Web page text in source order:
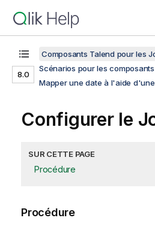
8.0
Composants Talend pour les
Scénarios pour les
Mapper une date à l'aide
Configurer le
SUR CETTE PAGE
Procédure
Procédure